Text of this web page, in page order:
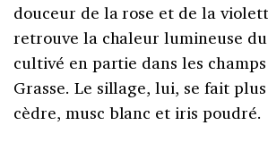
douceur de la rose et de la
retrouve la chaleur lumineuse
cultivé en partie dans les
Grasse. Le sillage, lui, se fait
cèdre, musc blanc et iris poudré.